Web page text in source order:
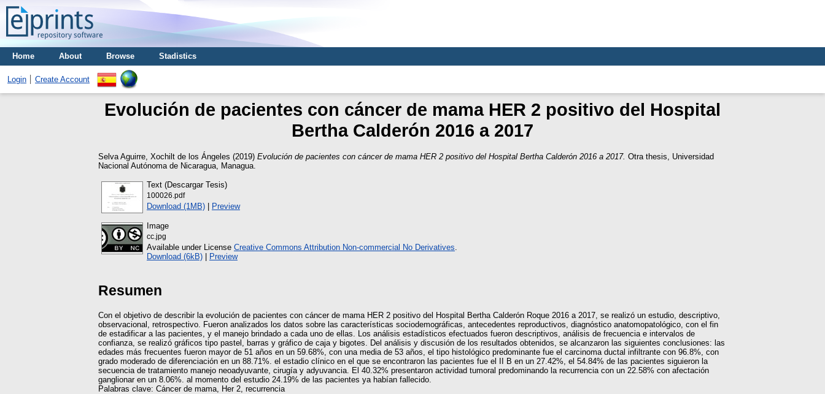
Home About Browse Stadistics
Login Create Account
Evolución de pacientes con cáncer de mama HER 2 positivo del Hospital
Bertha Calderón 2016 a 2017
Selva Aguirre, Xochilt de los Ángeles (2019) Evolución de pacientes con cáncer de mama HER 2 positivo del Hospital Bertha Calderón 2016 a 2017. Otra thesis, Universidad
Nacional Autónoma de Nicaragua, Managua.
Text (Descargar Tesis)
100026.pdf
Download (1MB) | Preview
Image
cc.jpg
Available under License Creative Commons Attribution Non-commercial No Derivatives
Download (6kB) | Preview
Resumen
Con el objetivo de describir la evolución de pacientes con cáncer de mama HER 2 positivo del Hospital Bertha Calderón Roque 2016 a 2017, se realizó un estudio, descriptivo,
observacional, retrospectivo. Fueron analizados los datos sobre las características sociodemográficas, antecedentes reproductivos, diagnóstico anatomopatológico, con el fin
de estadificar a las pacientes, y el manejo brindado a cada uno de ellas. Los análisis estadísticos efectuados fueron descriptivos, análisis de frecuencia e intervalos de
confianza, se realizó gráficos tipo pastel, barras y gráfico de caja y bigotes. Del análisis y discusión de los resultados obtenidos, se alcanzaron las siguientes conclusiones: las
edades más frecuentes fueron mayor de 51 años en un 59.68%, con una media de 53 años, el tipo histológico predominante fue el carcinoma ductal infiltrante con 96.8%, con
grado moderado de diferenciación en un 88.71%. el estadio clínico en el que se encontraron las pacientes fue el II B en un 27.42%, el 54.84% de las pacientes siguieron la
secuencia de tratamiento manejo neoadyuvante, cirugía y adyuvancia. El 40.32% presentaron actividad tumoral predominando la recurrencia con un 22.58% con afectación
ganglionar en un 8.06%. al momento del estudio 24.19% de las pacientes ya habían fallecido.
Palabras clave: Cáncer de mama, Her 2, recurrencia